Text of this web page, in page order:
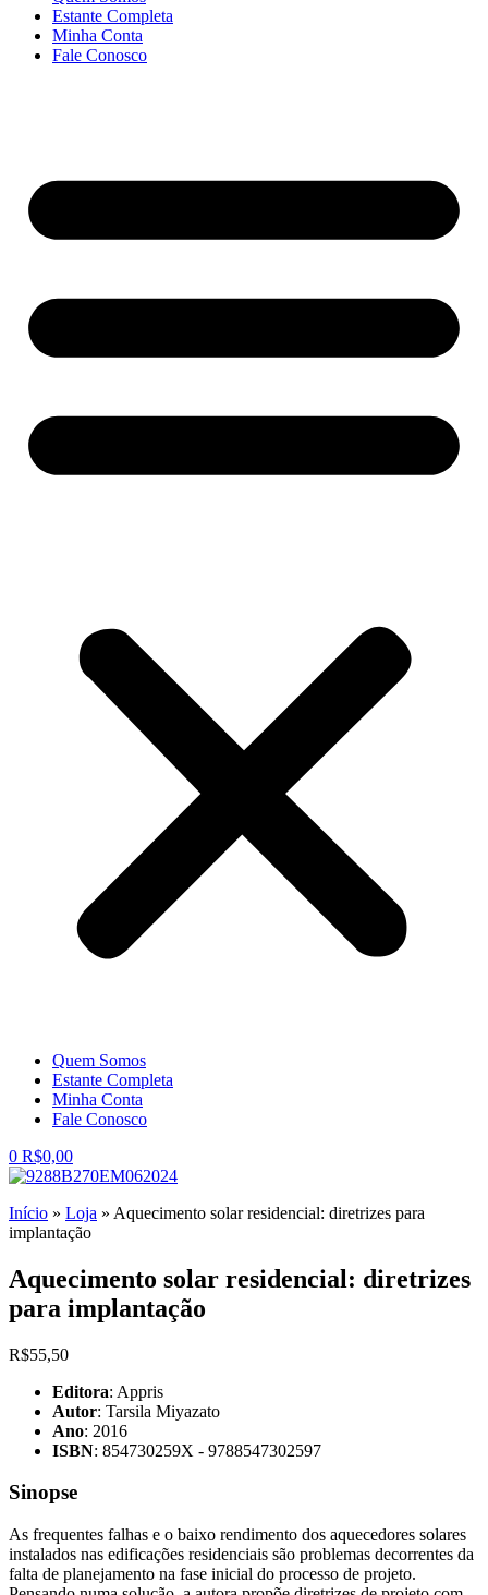
Estante Completa
Minha Conta
Fale Conosco
Quem Somos
Estante Completa
Minha Conta
Fale Conosco
0 R$0,00
Início » Loja » Aquecimento solar residencial: diretrizes para
implantação
Aquecimento solar residencial: diretrizes
para implantação
R$55,50
Editora: Appris
Autor: Tarsila Miyazato
Ano: 2016
ISBN: 854730259X - 9788547302597
Sinopse
As frequentes falhas e o baixo rendimento dos aquecedores solares
instalados nas edificações residenciais são problemas decorrentes da
falta de planejamento na fase inicial do processo de projeto.